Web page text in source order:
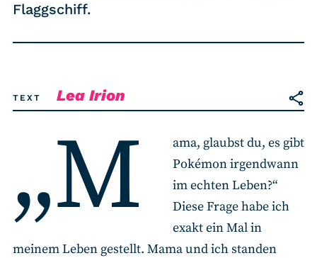
IMPRESSUM
Flaggschiff.
TEXT Lea Irion
„M
ama, glaubst du, es gibt
Pokémon irgendwann
im echten Leben?“
Diese Frage habe ich
exakt ein Mal in
meinem Leben gestellt. Mama und ich standen